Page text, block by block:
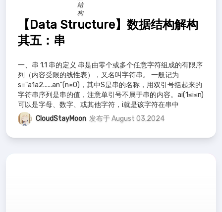
结
构
【Data Structure】数据结构解构
其五：串
一、串 1.1 串的定义 串是由零个或多个任意字符组成的有限序
列（内容受限的线性表），又名叫字符串。 一般记为
s="a1a2......an"(n≥0)，其中S是串的名称，用双引号括起来的
字符串序列是串的值，注意单引号不属于串的内容。ai(1≤i≤n)
可以是字母、数字、或其他字符，i就是该字符在串中
CloudStayMoon 发布于 August 03,2024